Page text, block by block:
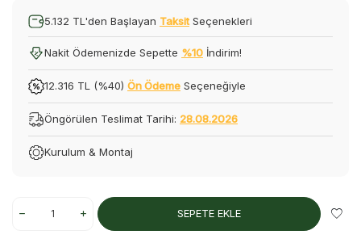
5.132 TL'den Başlayan Taksit Seçenekleri
Nakit Ödemenizde Sepette %10 İndirim!
12.316 TL (%40) Ön Ödeme Seçeneğiyle
Öngörülen Teslimat Tarihi: 28.08.2026
Kurulum & Montaj
SEPETE EKLE